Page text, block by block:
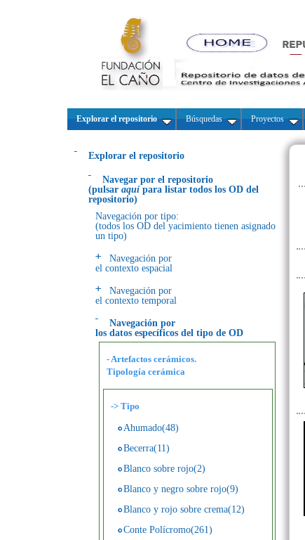
Explorar el repositorio Búsquedas Proyectos
Explorar el repositorio
Navegar por el repositorio
(pulsar aquí para listar todos los OD del
repositorio)
Navegación por tipo:
(todos los OD del yacimiento tienen asignado
un tipo)
Navegación por
el contexto espacial
Navegación por
el contexto temporal
Navegación por
los datos específicos del tipo de OD
- Artefactos cerámicos.
Tipología cerámica
-> Tipo
Ahumado(48)
Becerra(11)
Blanco sobre rojo(2)
Blanco y negro sobre rojo(9)
Blanco y rojo sobre crema(12)
Conte Polícromo(261)